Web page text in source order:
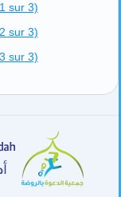
sur 3)
sur 3)
sur 3)